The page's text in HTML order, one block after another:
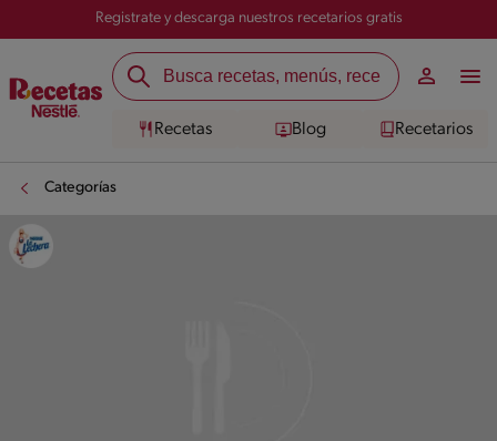
Registrate y descarga nuestros recetarios gratis
Recetas Blog Recetarios
Categorías